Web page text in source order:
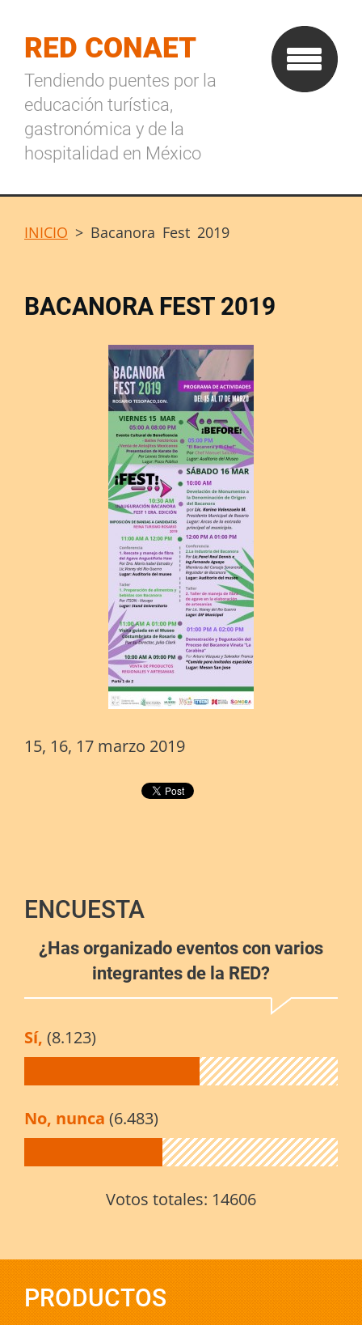
RED CONAET
Tendiendo puentes por la
educación turística,
gastronómica y de la
hospitalidad en México
INICIO > Bacanora Fest 2019
BACANORA FEST 2019
15, 16, 17 marzo 2019
ENCUESTA
¿Has organizado eventos con varios
integrantes de la RED?
Sí, (8.123)
No, nunca (6.483)
Votos totales: 14606
PRODUCTOS